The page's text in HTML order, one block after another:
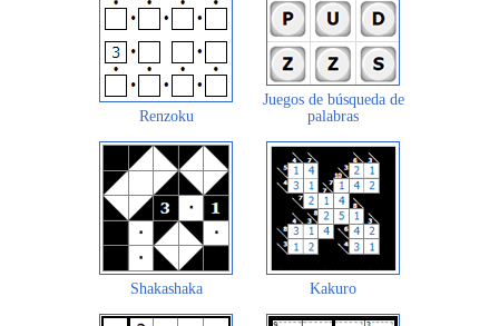
Renzoku
Juegos de búsqueda de
palabras
Shakashaka Kakuro